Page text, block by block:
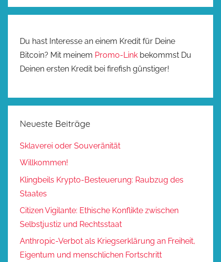
Du hast Interesse an einem Kredit für Deine
Bitcoin? Mit meinem Promo-Link bekommst Du
Deinen ersten Kredit bei firefish günstiger!
Neueste Beiträge
Sklaverei oder Souveränität
Willkommen!
Klingbeils Krypto-Besteuerung: Raubzug des
Staates
Citizen Vigilante: Ethische Konflikte zwischen
Selbstjustiz und Rechtsstaat
Anthropic-Verbot als Kriegserklärung an Freiheit,
Eigentum und menschlichen Fortschritt